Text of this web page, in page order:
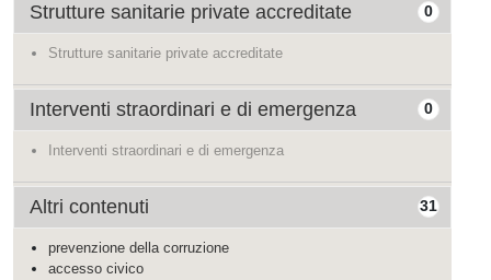
0
Strutture sanitarie private accreditate
Strutture sanitarie private accreditate
0
Interventi straordinari e di emergenza
Interventi straordinari e di emergenza
31
Altri contenuti
prevenzione della corruzione
accesso civico